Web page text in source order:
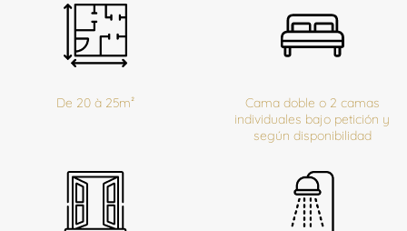
De 20 à 25m²
Cama doble o 2 camas
individuales bajo petición y
según disponibilidad